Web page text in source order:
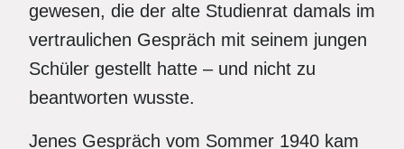
gewesen, die der alte Studienrat damals im
vertraulichen Gespräch mit seinem jungen
Schüler gestellt hatte – und nicht zu
beantworten wusste.
Jenes Gespräch vom Sommer 1940 kam